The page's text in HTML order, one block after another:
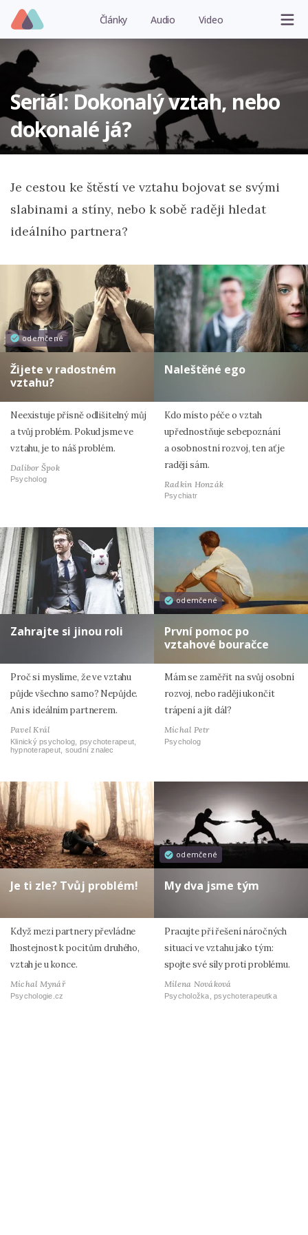
Články Audio Video
Seriál: Dokonalý vztah, nebo
dokonalé já?
Je cestou ke štěstí ve vztahu bojovat se svými
slabinami a stíny, nebo k sobě raději hledat
ideálního partnera?
odemčené
Žijete v radostném
vztahu?
Neexistuje přísně odlišitelný můj
a tvůj problém. Pokud jsme ve
vztahu, je to náš problém.
Dalibor Špok
Psycholog
Naleštěné ego
Kdo místo péče o vztah
upřednostňuje sebepoznání
a osobnostní rozvoj, ten ať je
raději sám.
Radkin Honzák
Psychiatr
Zahrajte si jinou roli
Proč si myslíme, že ve vztahu
půjde všechno samo? Nepůjde.
Ani s ideálním partnerem.
Pavel Král
Klinický psycholog, psychoterapeut,
hypnoterapeut, soudní znalec
odemčené
První pomoc po
vztahové bouračce
Mám se zaměřit na svůj osobní
rozvoj, nebo raději ukončit
trápení a jít dál?
Michal Petr
Psycholog
Je ti zle? Tvůj problém!
Když mezi partnery převládne
lhostejnost k pocitům druhého,
vztah je u konce.
Michal Mynář
Psychologie.cz
odemčené
My dva jsme tým
Pracujte při řešení náročných
situací ve vztahu jako tým:
spojte své síly proti problému.
Milena Nováková
Psycholožka, psychoterapeutka